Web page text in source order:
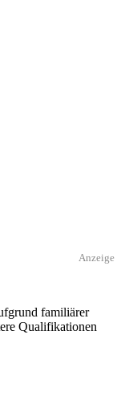
Anzeige
familiärer
Qualifikationen